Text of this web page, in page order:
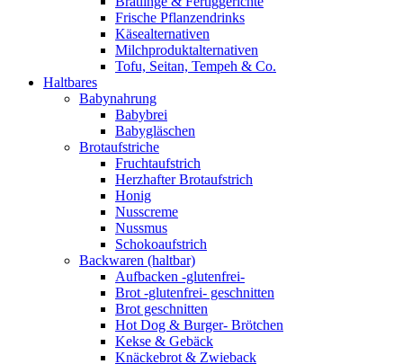
Frische Pflanzendrinks
Käsealternativen
Milchproduktalternativen
Tofu, Seitan, Tempeh & Co.
Haltbares
Babynahrung
Babybrei
Babygläschen
Brotaufstriche
Fruchtaufstrich
Herzhafter Brotaufstrich
Honig
Nusscreme
Nussmus
Schokoaufstrich
Backwaren (haltbar)
Aufbacken -glutenfrei-
Brot -glutenfrei- geschnitten
Brot geschnitten
Hot Dog & Burger- Brötchen
Kekse & Gebäck
Knäckebrot & Zwieback